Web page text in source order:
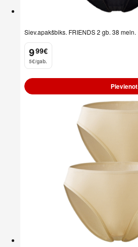
Siev.apakšbiks. FRIENDS 2 gb. 38 meln.
9
. 99€
5€/gab.
Pievienot